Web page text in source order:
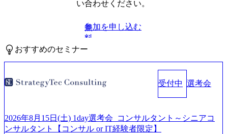
い合わせください。
無
料
参加を申し込む
おすすめのセミナー
受付中 選考会
2026年8月15日(土) 1day選考会_コンサルタント～シニアコ
ンサルタント【コンサル or IT経験者限定】